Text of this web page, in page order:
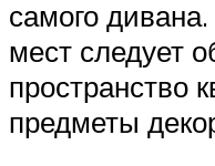
самого
мест следует
пространство
предметы